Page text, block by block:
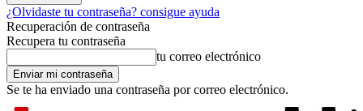
¿Olvidaste tu contraseña? consigue ayuda
Recuperación de contraseña
Recupera tu contraseña
tu correo electrónico
Se te ha enviado una contraseña por correo electrónico.